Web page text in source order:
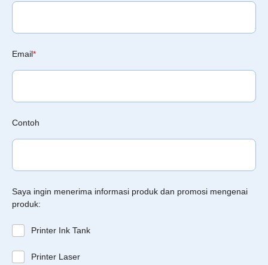
Email*
Contoh
Saya ingin menerima informasi produk dan promosi mengenai
produk:
Printer Ink Tank
Printer Laser